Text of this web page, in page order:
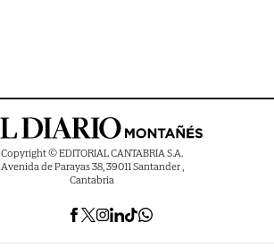
Copyright © EDITORIAL CANTABRIA S.A.
Avenida de Parayas 38, 39011 Santander ,
Cantabria